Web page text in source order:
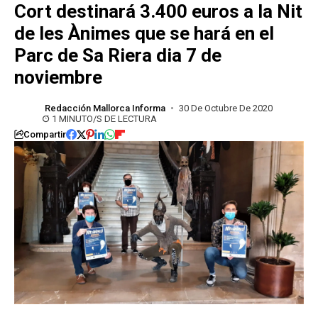
Cort destinará 3.400 euros a la Nit
de les Ànimes que se hará en el
Parc de Sa Riera dia 7 de
noviembre
Redacción Mallorca Informa
30 De Octubre De 2020
1 MINUTO/S DE LECTURA
Compartir